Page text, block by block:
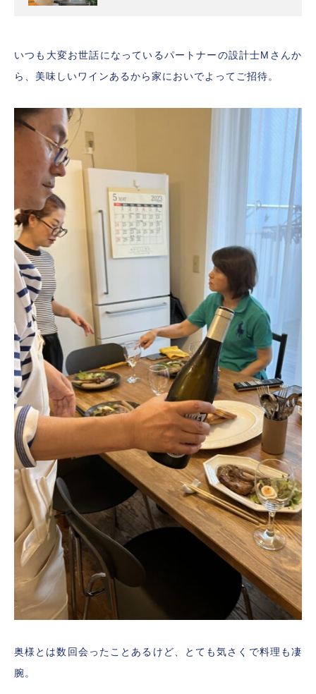
いつも大変お世話になっているパートナーの設計士Mさんか
ら、美味しいワインあるから家においでよってご招待。
奥様とは数回会ったことあるけど、とても気さくで料理も凄
腕。